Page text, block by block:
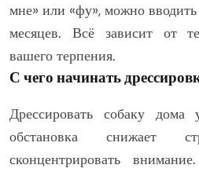
мне» или «фу», можно
месяцев. Всё зависит от
вашего терпения.
С чего начинать
Дрессировать собаку дома
обстановка снижает
сконцентрировать